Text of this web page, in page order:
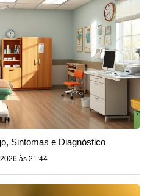
Sintomas e Diagnóstico
às 21:44